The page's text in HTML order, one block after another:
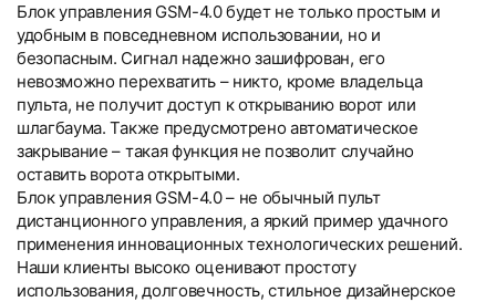
Блок управления GSM-4.0 будет не только простым и
удобным в повседневном использовании, но и
безопасным. Сигнал надежно зашифрован, его
невозможно перехватить – никто, кроме владельца
пульта, не получит доступ к открыванию ворот или
шлагбаума. Также предусмотрено автоматическое
закрывание – такая функция не позволит случайно
оставить ворота открытыми.
Блок управления GSM-4.0 – не обычный пульт
дистанционного управления, а яркий пример удачного
применения инновационных технологических решений.
Наши клиенты высоко оценивают простоту
использования, долговечность, стильное дизайнерское